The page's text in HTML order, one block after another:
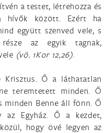
a testet, létrehozza és
hívők között. Ezért ha
együtt szenved vele, s
az egyik tagnak,
(vö. 1Kor 12,26).
Ő a láthatatlan
teremtetett minden. Ő
minden Benne áll fönn. Ő
Egyház. Ő a kezdet,
hogy övé legyen az